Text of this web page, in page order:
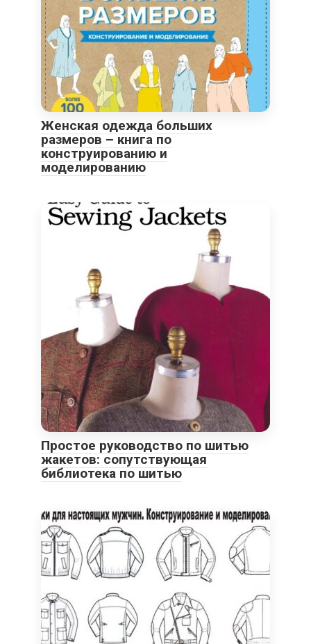
Женская одежда больших
размеров – книга по
конструированию и
моделированию
Простое руководство по шитью
жакетов: сопутствующая
библиотека по шитью